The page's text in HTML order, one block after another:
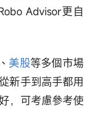
Advisor更自
、 美股等多個市場
新手到高手都用
，可考慮參考使